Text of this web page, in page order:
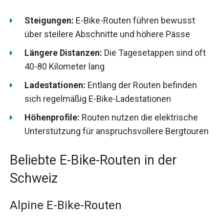
Steigungen: E-Bike-Routen führen bewusst
über steilere Abschnitte und höhere Pässe
Längere Distanzen: Die Tagesetappen sind oft
40-80 Kilometer lang
Ladestationen: Entlang der Routen befinden
sich regelmäßig E-Bike-Ladestationen
Höhenprofile: Routen nutzen die elektrische
Unterstützung für anspruchsvollere Bergtouren
Beliebte E-Bike-Routen in der
Schweiz
Alpine E-Bike-Routen